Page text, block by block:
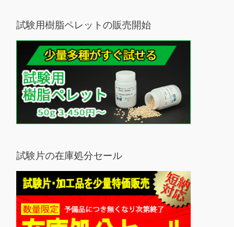
試験用樹脂ペレットの販売開始
試験片の在庫処分セール